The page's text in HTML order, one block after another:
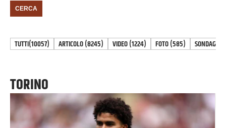
CERCA
TUTTI(10057) ARTICOLO(8245) VIDEO(1224) FOTO(585) SONDAGGIO
TORINO